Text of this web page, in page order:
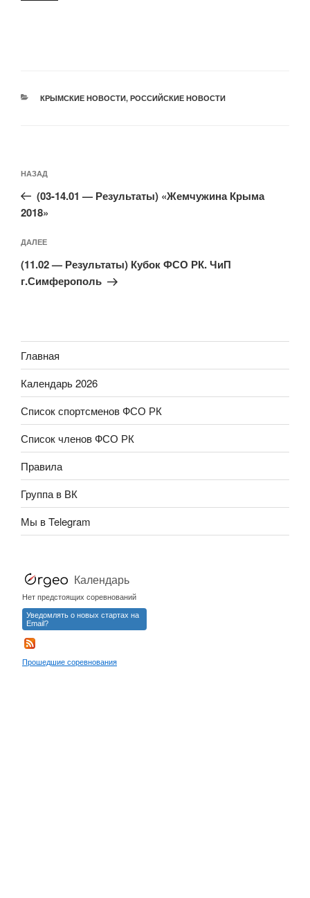
РУБРИКИ
КРЫМСКИЕ НОВОСТИ, РОССИЙСКИЕ НОВОСТИ
по
записям
Предыдущая
запись:
НАЗАД
(03-14.01 — Результаты) «Жемчужина Крыма
2018»
Следующая
запись
ДАЛЕЕ
(11.02 — Результаты) Кубок ФСО РК. ЧиП
г.Симферополь
Главная
Календарь 2026
Список спортсменов ФСО РК
Список членов ФСО РК
Правила
Группа в ВК
Мы в Telegram